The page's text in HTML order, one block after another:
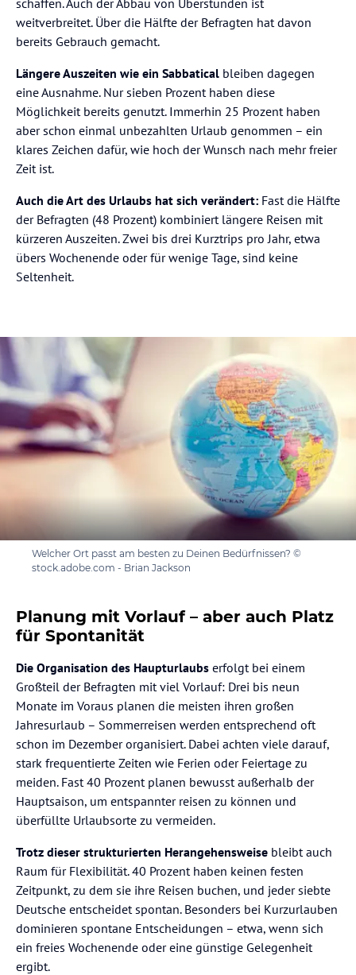
weitverbreitet. Über die Hälfte der Befragten hat davon
bereits Gebrauch gemacht.
Längere Auszeiten wie ein Sabbatical bleiben dagegen
eine Ausnahme. Nur sieben Prozent haben diese
Möglichkeit bereits genutzt. Immerhin 25 Prozent haben
aber schon einmal unbezahlten Urlaub genommen – ein
klares Zeichen dafür, wie hoch der Wunsch nach mehr freier
Zeit ist.
Auch die Art des Urlaubs hat sich verändert: Fast die Hälfte
der Befragten (48 Prozent) kombiniert längere Reisen mit
kürzeren Auszeiten. Zwei bis drei Kurztrips pro Jahr, etwa
übers Wochenende oder für wenige Tage, sind keine
Seltenheit.
Welcher Ort passt am besten zu Deinen Bedürfnissen? ©
stock.adobe.com - Brian Jackson
Planung mit Vorlauf – aber auch Platz
für Spontanität
Die Organisation des Haupturlaubs erfolgt bei einem
Großteil der Befragten mit viel Vorlauf: Drei bis neun
Monate im Voraus planen die meisten ihren großen
Jahresurlaub – Sommerreisen werden entsprechend oft
schon im Dezember organisiert. Dabei achten viele darauf,
stark frequentierte Zeiten wie Ferien oder Feiertage zu
meiden. Fast 40 Prozent planen bewusst außerhalb der
Hauptsaison, um entspannter reisen zu können und
überfüllte Urlaubsorte zu vermeiden.
Trotz dieser strukturierten Herangehensweise bleibt auch
Raum für Flexibilität. 40 Prozent haben keinen festen
Zeitpunkt, zu dem sie ihre Reisen buchen, und jeder siebte
Deutsche entscheidet spontan. Besonders bei Kurzurlauben
dominieren spontane Entscheidungen – etwa, wenn sich
ein freies Wochenende oder eine günstige Gelegenheit
ergibt.